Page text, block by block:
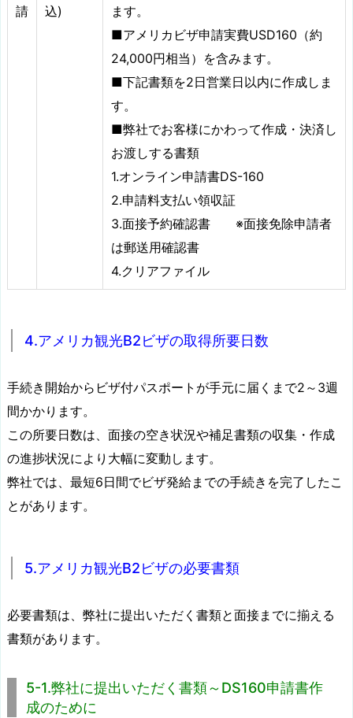
請
込)
ます。
■アメリカビザ申請実費USD160（約
24,000円相当）を含みます。
■下記書類を2日営業日以内に作成しま
す。
■弊社でお客様にかわって作成・決済し
お渡しする書類
1.オンライン申請書DS-160
2.申請料支払い領収証
3.面接予約確認書 ※面接免除申請者
は郵送用確認書
4.クリアファイル
4.アメリカ観光B2ビザの取得所要日数
手続き開始からビザ付パスポートが手元に届くまで2～3週
間かかります。
この所要日数は、面接の空き状況や補足書類の収集・作成
の進捗状況により大幅に変動します。
弊社では、最短6日間でビザ発給までの手続きを完了したこ
とがあります。
5.アメリカ観光B2ビザの必要書類
必要書類は、弊社に提出いただく書類と面接までに揃える
書類があります。
5-1.弊社に提出いただく書類～DS160申請書作
成のために